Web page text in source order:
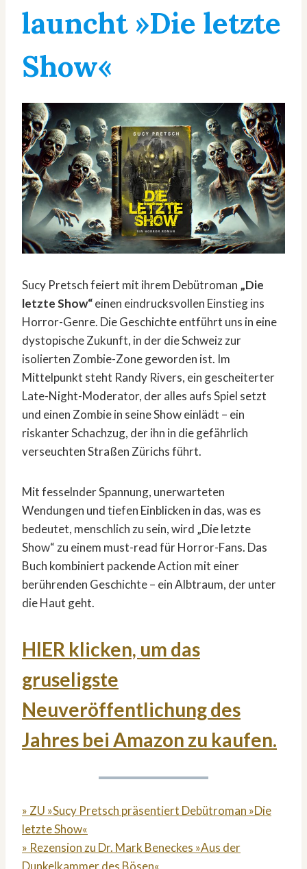
launcht »Die letzte
Show«
Sucy Pretsch feiert mit ihrem Debütroman „Die
letzte Show“einen eindrucksvollen Einstieg ins
Horror-Genre. Die Geschichte entführt uns in eine
dystopische Zukunft, in der die Schweiz zur
isolierten Zombie-Zone geworden ist. Im
Mittelpunkt steht Randy Rivers, ein gescheiterter
Late-Night-Moderator, der alles aufs Spiel setzt
und einen Zombie in seine Show einlädt – ein
riskanter Schachzug, der ihn in die gefährlich
verseuchten Straßen Zürichs führt.
Mit fesselnder Spannung, unerwarteten
Wendungen und tiefen Einblicken in das, was es
bedeutet, menschlich zu sein, wird „Die letzte
Show“ zu einem must-read für Horror-Fans. Das
Buch kombiniert packende Action mit einer
berührenden Geschichte – ein Albtraum, der unter
die Haut geht.
HIER klicken, um das
gruseligste
Neuveröffentlichung des
Jahres bei Amazon zu kaufen.
» ZU »Sucy Pretsch präsentiert Debütroman »Die
letzte Show«
» Rezension zu Dr. Mark Beneckes »Aus der
Dunkelkammer des Bösen«